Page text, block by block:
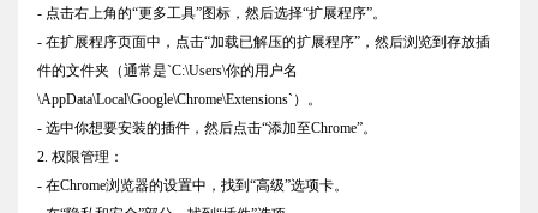
- 点击右上角的“更多工具”图标，然后选择“扩展程序”。
- 在扩展程序页面中，点击“加载已解压的扩展程序”，然后浏览到存放插
件的文件夹（通常是`C:\Users\你的用户名
\AppData\Local\Google\Chrome\Extensions`）。
- 选中你想要安装的插件，然后点击“添加至Chrome”。
2. 权限管理：
- 在Chrome浏览器的设置中，找到“高级”选项卡。